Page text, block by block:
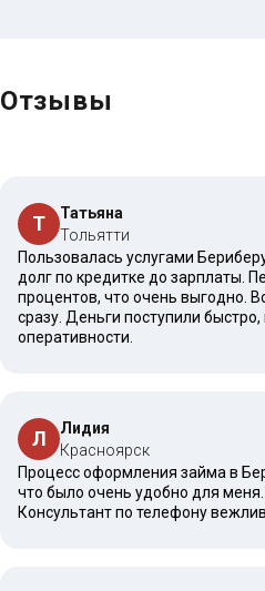
Отзывы
Т
Татьяна
Тольятти
Пользовалась услугами
долг по кредитке до зарплаты.
процентов, что очень выгодно.
сразу. Деньги поступили
оперативности.
Л
Лидия
Красноярск
Процесс оформления займа в
что было очень удобно для
Консультант по телефону